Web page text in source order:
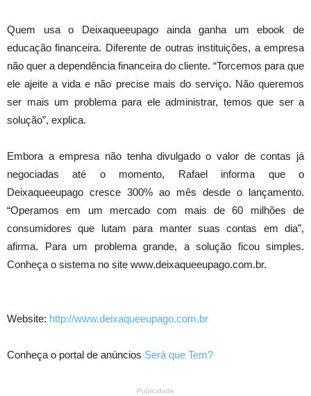
Quem usa o Deixaqueeupago ainda ganha um ebook de
educação financeira. Diferente de outras instituições, a empresa
não quer a dependência financeira do cliente. “Torcemos para que
ele ajeite a vida e não precise mais do serviço. Não queremos
ser mais um problema para ele administrar, temos que ser a
solução”, explica.
Embora a empresa não tenha divulgado o valor de contas já
negociadas até o momento, Rafael informa que o
Deixaqueeupago cresce 300% ao mês desde o lançamento.
“Operamos em um mercado com mais de 60 milhões de
consumidores que lutam para manter suas contas em dia”,
afirma. Para um problema grande, a solução ficou simples.
Conheça o sistema no site www.deixaqueeupago.com.br.
Website: http://www.deixaqueeupago.com.br
Conheça o portal de anúncios Será que Tem?
Publicidade